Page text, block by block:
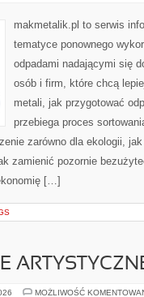
makmetalik.pl to serwis
tematyce ponownego
odpadami nadającymi się
osób i firm, które chcą
metali, jak przygotować
przebiega proces
zarówno dla ekologii,
zamienić pozornie
[…]
MOŻLIWOŚĆ